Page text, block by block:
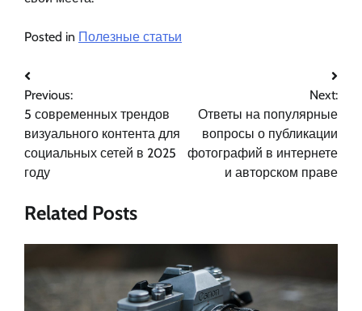
Posted in Полезные статьи
Навигация
по
записям
Previous:
5 современных трендов
визуального контента для
социальных сетей в 2025
году
Next:
Ответы на популярные
вопросы о публикации
фотографий в интернете
и авторском праве
Related Posts